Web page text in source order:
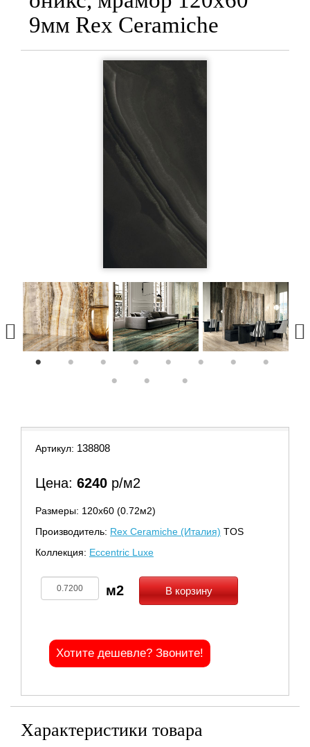
9мм Rex Ceramiche
Артикул: 138808
Цена: 6240 р/м2
Размеры: 120х60 (0.72м2)
Производитель: Rex Ceramiche (Италия) TOS
Коллекция: Eccentric Luxe
В корзину
Хотите дешевле? Звоните!
Характеристики товара